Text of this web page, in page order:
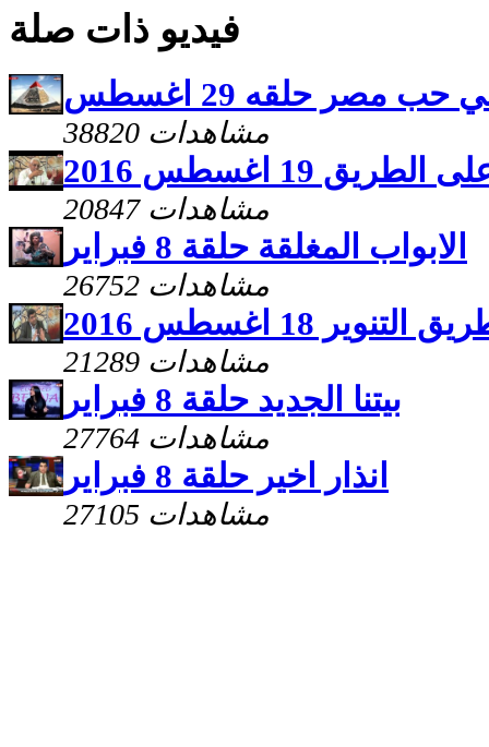
فيديو ذات صلة
مصر حلقه 29 اغسطس
38820 مشاهدات
19 اغسطس 2016
20847 مشاهدات
الابواب المغلقة حلقة 8 فبراير
26752 مشاهدات
التنوير 18 اغسطس 2016
21289 مشاهدات
بيتنا الجديد حلقة 8 فبراير
27764 مشاهدات
انذار اخير حلقة 8 فبراير
27105 مشاهدات